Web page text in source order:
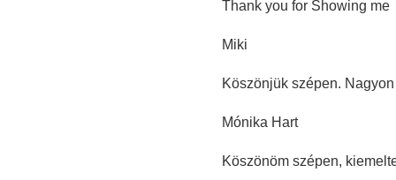
Thank you for Showing me
Miki
Köszönjük szépen.
Mónika Hart
Köszönöm szépen,